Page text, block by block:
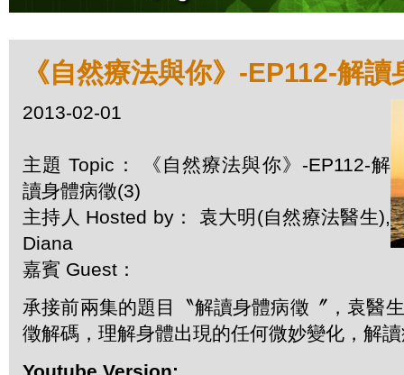
《自然療法與你》-EP112-解
2013-02-01
主題 Topic： 《自然療法與你》-EP112-解
讀身體病徵(3)
主持人 Hosted by： 袁大明(自然療法醫生),
Diana
嘉賓 Guest：
承接前兩集的題目〝解讀身體病徵〞，袁醫
徵解碼，理解身體出現的任何微妙變化，解